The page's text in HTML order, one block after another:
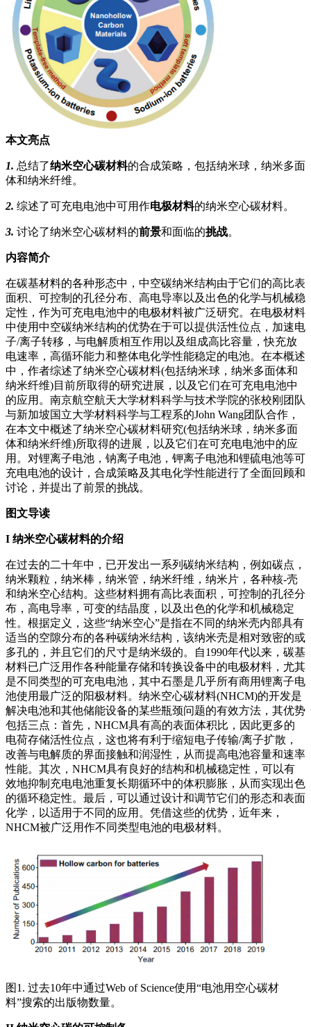
本文亮点
1. 总结了纳米空心碳材料的合成策略，包括纳米球，纳米多面
体和纳米纤维。
2. 综述了可充电电池中可用作电极材料的纳米空心碳材料。
3. 讨论了纳米空心碳材料的前景和面临的挑战。
内容简介
在碳基材料的各种形态中，中空碳纳米结构由于它们的高比表
面积、可控制的孔径分布、高电导率以及出色的化学与机械稳
定性，作为可充电电池中的电极材料被广泛研究。在电极材料
中使用中空碳纳米结构的优势在于可以提供活性位点，加速电
子/离子转移，与电解质相互作用以及组成高比容量，快充放
电速率，高循环能力和整体电化学性能稳定的电池。在本概述
中，作者综述了纳米空心碳材料(包括纳米球，纳米多面体和
纳米纤维)目前所取得的研究进展，以及它们在可充电电池中
的应用。南京航空航天大学材料科学与技术学院的张校刚团队
与新加坡国立大学材料科学与工程系的John Wang团队合作，
在本文中概述了纳米空心碳材料研究(包括纳米球，纳米多面
体和纳米纤维)所取得的进展，以及它们在可充电电池中的应
用。对锂离子电池，钠离子电池，钾离子电池和锂硫电池等可
充电电池的设计，合成策略及其电化学性能进行了全面回顾和
讨论，并提出了前景的挑战。
图文导读
I 纳米空心碳材料的介绍
在过去的二十年中，已开发出一系列碳纳米结构，例如碳点，
纳米颗粒，纳米棒，纳米管，纳米纤维，纳米片，各种核-壳
和纳米空心结构。这些材料拥有高比表面积，可控制的孔径分
布，高电导率，可变的结晶度，以及出色的化学和机械稳定
性。根据定义，这些“纳米空心”是指在不同的纳米壳内部具有
适当的空隙分布的各种碳纳米结构，该纳米壳是相对致密的或
多孔的，并且它们的尺寸是纳米级的。自1990年代以来，碳基
材料已广泛用作各种能量存储和转换设备中的电极材料，尤其
是不同类型的可充电电池，其中石墨是几乎所有商用锂离子电
池使用最广泛的阳极材料。纳米空心碳材料(NHCM)的开发是
解决电池和其他储能设备的某些瓶颈问题的有效方法，其优势
包括三点：首先，NHCM具有高的表面体积比，因此更多的
电荷存储活性位点，这也将有利于缩短电子传输/离子扩散，
改善与电解质的界面接触和润湿性，从而提高电池容量和速率
性能。其次，NHCM具有良好的结构和机械稳定性，可以有
效地抑制充电电池重复长期循环中的体积膨胀，从而实现出色
的循环稳定性。最后，可以通过设计和调节它们的形态和表面
化学，以适用于不同的应用。凭借这些的优势，近年来，
NHCM被广泛用作不同类型电池的电极材料。
图1. 过去10年中通过Web of Science使用“电池用空心碳材
料”搜索的出版物数量。